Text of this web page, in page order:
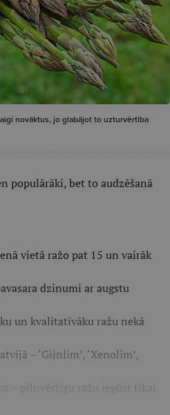
novāktus, jo glabājot to uzturvērtība
populārāki, bet to audzēšanā
vietā ražo pat 15 un vairāk
dzinumi ar augstu
un kvalitatīvāku ražu nekā
– ‘Gijnlim’, ‘Xenolim’,
– pilnvērtīgu ražu iegūst tikai